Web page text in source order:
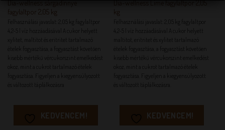
fagylaltpor 2,05 kg
Felhasználási javaslat: 2,05 kg fagylaltpor
4,2-5 l víz hozzáadásával A cukor helyett
xylitet, maltitot és eritritet tartalmazó
ételek fogyasztása, a fogyasztást követően
kisebb mértékű vércukorszint emelkedést
okoz, mint a cukrot tartalmazó ételek
fogyasztása. Figyeljen a kiegyensúlyozott
és változott táplálkozásra
KEDVENCEM!
kg
Felhasználási javaslat: 2,05 kg fagylaltpor
4,2-5 l víz hozzáadásával A cukor helyett
maltitot, eritritet és xylitet tartalmazó
ételek fogyasztása, a fogyasztást követően
kisebb mértékű vércukorszint emelkedést
okoz, mint a cukrot tartalmazó ételek
fogyasztása. Figyeljen a kiegyensúlyozott
és változott táplálkozásra.
KEDVENCEM!